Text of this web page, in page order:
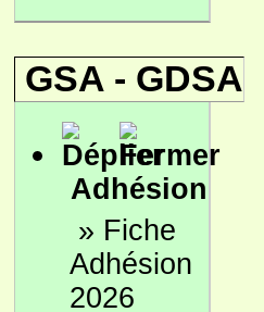
GSA - GDSA
Adhésion
» Fiche
Adhésion
2026